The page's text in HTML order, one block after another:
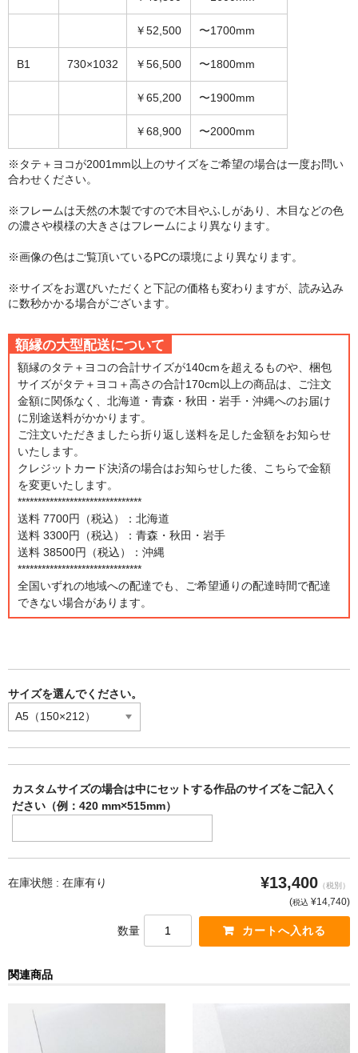
￥52,500 〜1700mm
B1 730×1032 ￥56,500 〜1800mm
￥65,200 〜1900mm
￥68,900 〜2000mm
※タテ＋ヨコが2001mm以上のサイズをご希望の場合は一度お問い
合わせください。
※フレームは天然の木製ですので木目やふしがあり、木目などの色
の濃さや模様の大きさはフレームにより異なります。
※画像の色はご覧頂いているPCの環境により異なります。
※サイズをお選びいただくと下記の価格も変わりますが、読み込み
に数秒かかる場合がございます。
額縁の大型配送について
額縁のタテ＋ヨコの合計サイズが140cmを超えるものや、梱包
サイズがタテ＋ヨコ＋高さの合計170cm以上の商品は、ご注文
金額に関係なく、北海道・青森・秋田・岩手・沖縄へのお届け
に別途送料がかかります。
ご注文いただきましたら折り返し送料を足した金額をお知らせ
いたします。
クレジットカード決済の場合はお知らせした後、こちらで金額
を変更いたします。
*******************************
送料 7700円（税込）：北海道
送料 3300円（税込）：青森・秋田・岩手
送料 38500円（税込）：沖縄
*******************************
全国いずれの地域への配達でも、ご希望通りの配達時間で配達
できない場合があります。
サイズを選んでください。
カスタムサイズの場合は中にセットする作品のサイズをご記入く
ださい（例：420 mm×515mm）
在庫状態 : 在庫有り ¥13,400 （税別）
(税込 ¥14,740)
数量
関連商品